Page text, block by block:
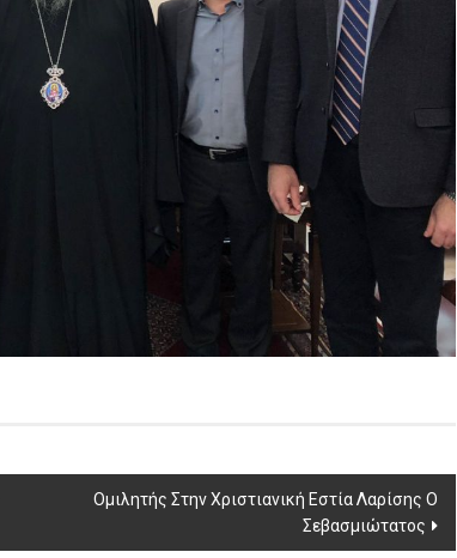
Ομιλητής Στην Χριστιανική Εστία Λαρίσης Ο
Σεβασμιώτατος